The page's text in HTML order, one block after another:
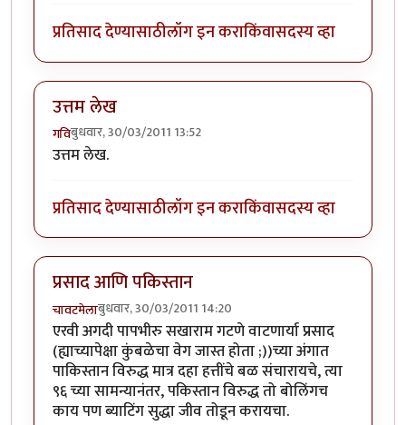
प्रतिसाद देण्यासाठीलॉग इन कराकिंवासदस्य व्हा
उत्तम लेख
गविबुधवार, 30/03/2011 13:52
उत्तम लेख.
प्रतिसाद देण्यासाठीलॉग इन कराकिंवासदस्य व्हा
प्रसाद आणि पकिस्तान
चावटमेलाबुधवार, 30/03/2011 14:20
एरवी अगदी पापभीरु सखाराम गटणे वाटणार्या प्रसाद
(ह्याच्यापेक्षा कुंबळेचा वेग जास्त होता ;))च्या अंगात
पाकिस्तान विरुद्ध मात्र दहा हत्तींचे बळ संचारायचे, त्या
९६ च्या सामन्यानंतर, पकिस्तान विरुद्ध तो बोलिंगच
काय पण ब्याटिंग सुद्धा जीव तोडून करायचा.